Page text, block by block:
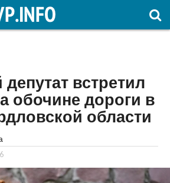
встретил
обочине дороги в
области